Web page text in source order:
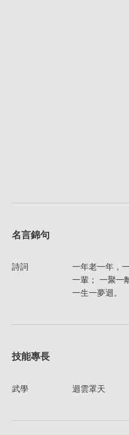
名言錦句
詩詞
一年老一年，
一輩； 一聚一
一生一夢迴。
技能專長
武學 迴雲罩天